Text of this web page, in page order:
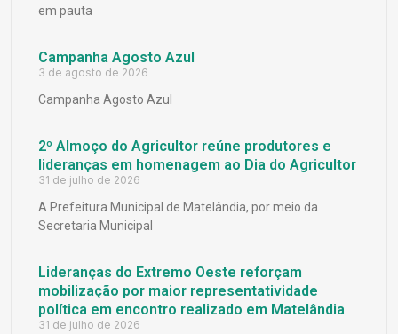
em pauta
Campanha Agosto Azul
3 de agosto de 2026
Campanha Agosto Azul
2º Almoço do Agricultor reúne produtores e
lideranças em homenagem ao Dia do Agricultor
31 de julho de 2026
A Prefeitura Municipal de Matelândia, por meio da
Secretaria Municipal
Lideranças do Extremo Oeste reforçam
mobilização por maior representatividade
política em encontro realizado em Matelândia
31 de julho de 2026